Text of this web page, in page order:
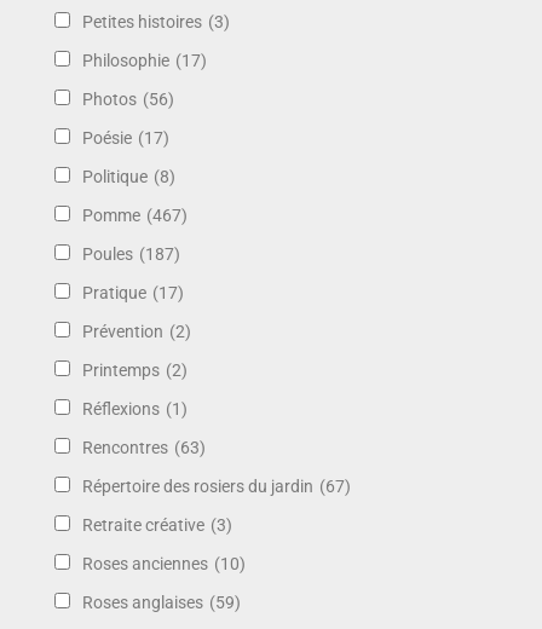
Petites histoires (3)
Philosophie (17)
Photos (56)
Poésie (17)
Politique (8)
Pomme (467)
Poules (187)
Pratique (17)
Prévention (2)
Printemps (2)
Réflexions (1)
Rencontres (63)
Répertoire des rosiers du jardin (67)
Retraite créative (3)
Roses anciennes (10)
Roses anglaises (59)